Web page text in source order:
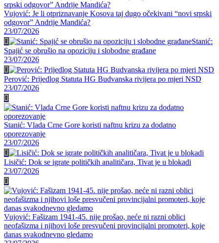
Vujović: Je li otpriznavanje Kosova taj dugo očekivani “novi srpski
odgovor” Andrije Mandića?
23/07/2026
Stanić:
Spajić se obrušio na opoziciju i slobodne građane
23/07/2026
Perović: Prijedlog Statuta HG Budvanska rivijera po mjeri NSD
23/07/2026
Stanić: Vlada Crne Gore koristi naftnu krizu za dodatno
oporezovanje
23/07/2026
Lisičić: Dok se igrate političkih analitičara, Tivat je u blokadi
23/07/2026
Vujović: Fašizam 1941-45. nije prošao, neće ni razni oblici
neofašizma i njihovi loše presvučeni provincijalni promoteri, koje
danas svakodnevno gledamo